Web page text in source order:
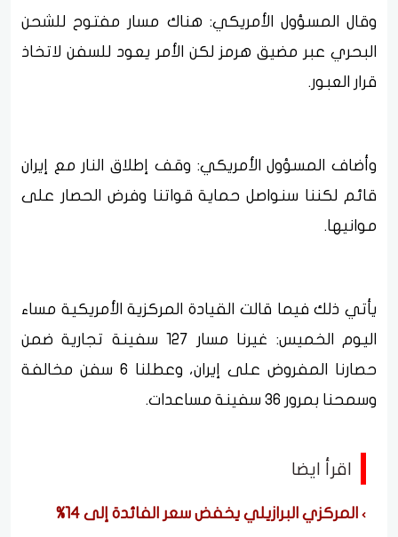
وقال المسؤول الأمريكي: هناك مسار مفتوح للشحن
البحري عبر مضيق هرمز لكن الأمر يعود للسفن لاتخاذ
قرار العبور.
وأضاف المسؤول الأمريكي: وقف إطلاق النار مع إيران
قائم لكننا سنواصل حماية قواتنا وفرض الحصار على
موانيها.
يأتي ذلك فيما قالت القيادة المركزية الأمريكية مساء
اليوم الخميس: غيرنا مسار 127 سفينة تجارية ضمن
حصارنا المفروض على إيران، وعطلنا 6 سفن مخالفة
وسمحنا بمرور 36 سفينة مساعدات.
اقرأ ايضا
المركزي البرازيلي يخفض سعر الفائدة إلى 14%